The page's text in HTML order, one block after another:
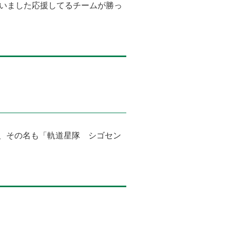
ました⁡⁡応援してるチームが勝っ
その名も「軌道星隊 シゴセン